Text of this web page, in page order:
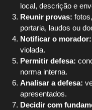
local, descrição e
Reunir provas:
portaria, laudos ou
Notificar o morador:
violada.
Permitir defesa:
norma interna.
Analisar a defesa:
apresentados.
Decidir com